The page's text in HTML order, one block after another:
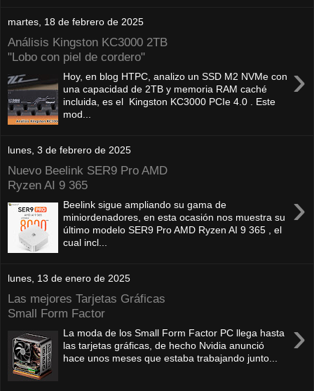
martes, 18 de febrero de 2025
Análisis Kingston KC3000 2TB
"Lobo con piel de cordero"
›
Hoy, en blog HTPC, analizo un SSD M2 NVMe con
una capacidad de 2TB y memoria RAM caché
incluida, es el Kingston KC3000 PCIe 4.0 . Este
mod...
lunes, 3 de febrero de 2025
Nuevo Beelink SER9 Pro AMD
Ryzen AI 9 365
›
Beelink sigue ampliando su gama de
miniordenadores, en esta ocasión nos muestra su
último modelo SER9 Pro AMD Ryzen AI 9 365 , el
cual incl...
lunes, 13 de enero de 2025
Las mejores Tarjetas Gráficas
Small Form Factor
›
La moda de los Small Form Factor PC llega hasta
las tarjetas gráficas, de hecho Nvidia anunció
hace unos meses que estaba trabajando junto...